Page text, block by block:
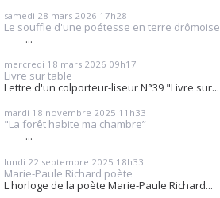
samedi 28 mars 2026 17h28
Le souffle d'une poétesse en terre drômoise
...
mercredi 18 mars 2026 09h17
Livre sur table
Lettre d'un colporteur-liseur N°39 "Livre sur...
mardi 18 novembre 2025 11h33
"La forêt habite ma chambre”
...
lundi 22 septembre 2025 18h33
Marie-Paule Richard poète
L'horloge de la poète Marie-Paule Richard...